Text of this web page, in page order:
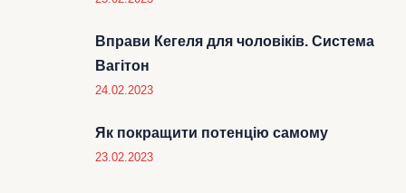
Вправи Кегеля для чоловіків. Система
Вагітон
24.02.2023
Як покращити потенцію самому
23.02.2023